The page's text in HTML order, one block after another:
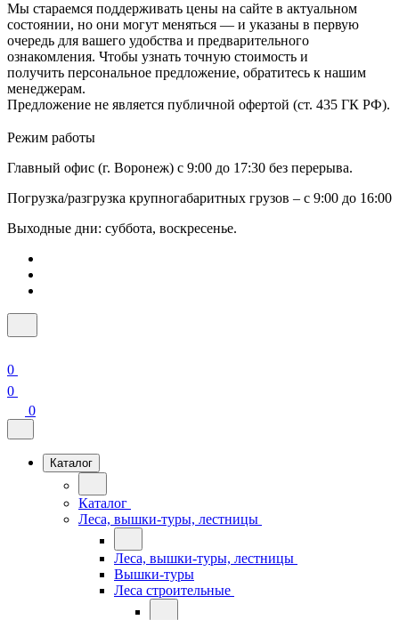
Мы стараемся поддерживать цены на сайте в актуальном
состоянии, но они могут меняться — и указаны в первую
очередь для вашего удобства и предварительного
ознакомления. Чтобы узнать точную стоимость и
получить персональное предложение, обратитесь к нашим
менеджерам.
Предложение не является публичной офертой (ст. 435 ГК РФ).
Режим работы
Главный офис (г. Воронеж) с 9:00 до 17:30 без перерыва.
Погрузка/разгрузка крупногабаритных грузов – с 9:00 до 16:00
Выходные дни: суббота, воскресенье.
0
0
0
Каталог
Каталог
Леса, вышки-туры, лестницы
Леса, вышки-туры, лестницы
Вышки-туры
Леса строительные